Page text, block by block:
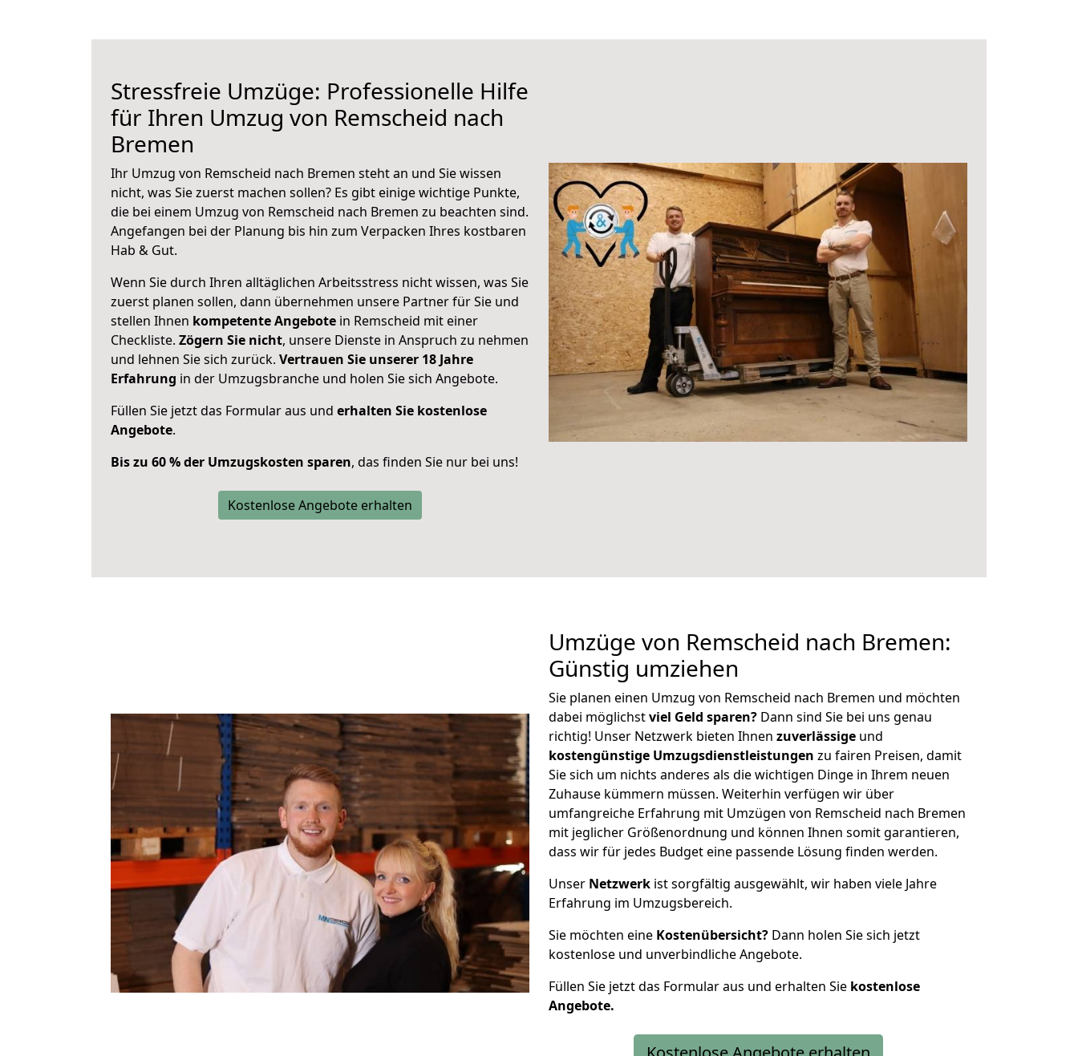
Stressfreie Umzüge: Professionelle Hilfe
für Ihren Umzug von Remscheid nach
Bremen
Ihr Umzug von Remscheid nach Bremen steht an und Sie wissen
nicht, was Sie zuerst machen sollen? Es gibt einige wichtige Punkte,
die bei einem Umzug von Remscheid nach Bremen zu beachten sind.
Angefangen bei der Planung bis hin zum Verpacken Ihres kostbaren
Hab & Gut.
Wenn Sie durch Ihren alltäglichen Arbeitsstress nicht wissen, was Sie
zuerst planen sollen, dann übernehmen unsere Partner für Sie und
stellen Ihnen kompetente Angebote in Remscheid mit einer
Checkliste. Zögern Sie nicht, unsere Dienste in Anspruch zu nehmen
und lehnen Sie sich zurück. Vertrauen Sie unserer 18 Jahre
Erfahrung in der Umzugsbranche und holen Sie sich Angebote.
Füllen Sie jetzt das Formular aus und erhalten Sie kostenlose
Angebote.
Bis zu 60 % der Umzugskosten sparen, das finden Sie nur bei uns!
Kostenlose Angebote erhalten
Umzüge von Remscheid nach Bremen:
Günstig umziehen
Sie planen einen Umzug von Remscheid nach Bremen und möchten
dabei möglichstviel Geld sparen? Dann sind Sie bei uns genau
richtig! Unser Netzwerk bieten Ihnen zuverlässige und
kostengünstige Umzugsdienstleistungen zu fairen Preisen, damit
Sie sich um nichts anderes als die wichtigen Dinge in Ihrem neuen
Zuhause kümmern müssen. Weiterhin verfügen wir über
umfangreiche Erfahrung mit Umzügen von Remscheid nach Bremen
mit jeglicher Größenordnung und können Ihnen somit garantieren,
dass wir für jedes Budget eine passende Lösung finden werden.
Unser Netzwerk ist sorgfältig ausgewählt, wir haben viele Jahre
Erfahrung im Umzugsbereich.
Sie möchten eine Kostenübersicht? Dann holen Sie sich jetzt
kostenlose und unverbindliche Angebote.
Füllen Sie jetzt das Formular aus und erhalten Sie kostenlose
Angebote.